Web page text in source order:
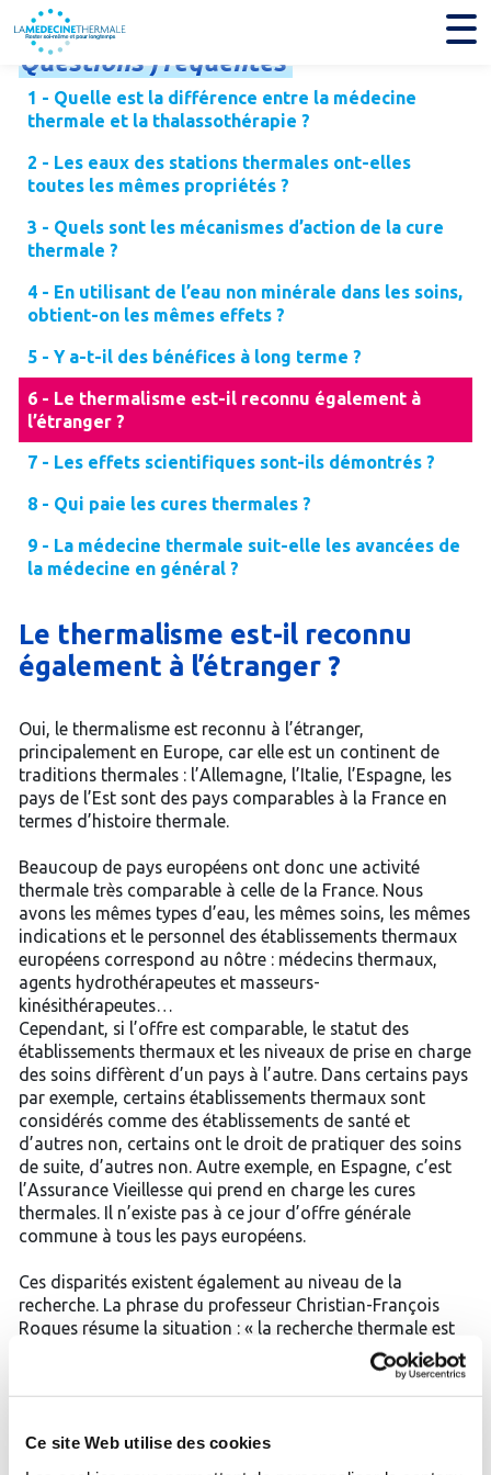
Ce site Web utilise des cookies
Questionsfréquentes
1 - Quelle est la différence entre la médecine
thermale et la thalassothérapie ?
2 - Les eaux des stations thermales ont-elles
toutes les mêmes propriétés ?
3 - Quels sont les mécanismes d’action de la cure
thermale ?
4 - En utilisant de l’eau non minérale dans les soins,
obtient-on les mêmes effets ?
5 - Y a-t-il des bénéfices à long terme ?
6 - Le thermalisme est-il reconnu également à
l’étranger ?
7 - Les effets scientifiques sont-ils démontrés ?
8 - Qui paie les cures thermales ?
9 - La médecine thermale suit-elle les avancées de
la médecine en général ?
Le thermalisme est-il reconnu
également à l’étranger ?
Oui, le thermalisme est reconnu à l’étranger,
principalement en Europe, car elle est un continent de
traditions thermales : l’Allemagne, l’Italie, l’Espagne, les
pays de l’Est sont des pays comparables à la France en
termes d’histoire thermale.
Beaucoup de pays européens ont donc une activité
thermale très comparable à celle de la France. Nous
avons les mêmes types d’eau, les mêmes soins, les mêmes
indications et le personnel des établissements thermaux
européens correspond au nôtre : médecins thermaux,
agents hydrothérapeutes et masseurs-
kinésithérapeutes…
Cependant, si l’offre est comparable, le statut des
établissements thermaux et les niveaux de prise en charge
des soins diffèrent d’un pays à l’autre. Dans certains pays
par exemple, certains établissements thermaux sont
considérés comme des établissements de santé et
d’autres non, certains ont le droit de pratiquer des soins
de suite, d’autres non. Autre exemple, en Espagne, c’est
l’Assurance Vieillesse qui prend en charge les cures
thermales. Il n’existe pas à ce jour d’offre générale
commune à tous les pays européens.
Ces disparités existent également au niveau de la
recherche. La phrase du professeur Christian-François
Roques résume la situation : « la recherche thermale est
européenne mais la recherche européenne thermale reste
En effet, elle s’appuie sur quelques instituts universitaires
la presse scientifique européenne, principalement anglo-